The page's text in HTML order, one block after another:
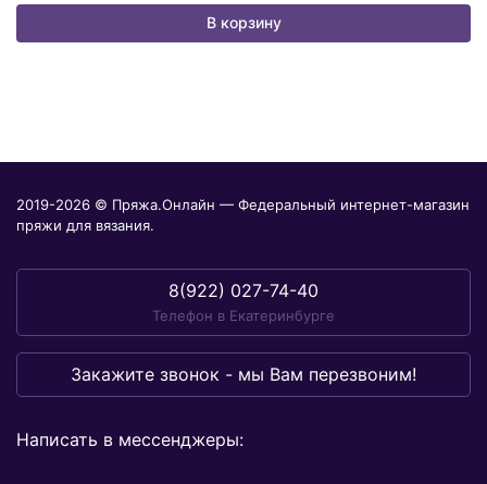
В корзину
2019-2026 © Пряжа.Онлайн — Федеральный интернет-магазин
пряжи для вязания.
8(922) 027-74-40
Телефон в Екатеринбурге
Закажите звонок - мы Вам перезвоним!
Написать в мессенджеры: